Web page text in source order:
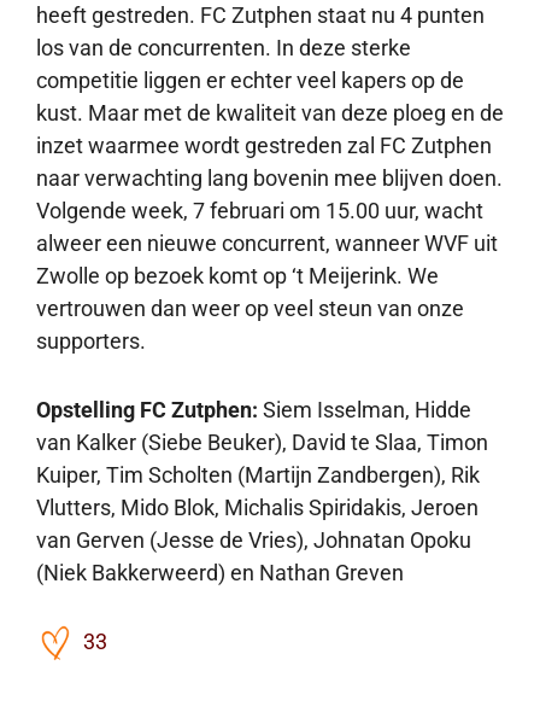
heeft gestreden. FC Zutphen staat nu 4 punten
los van de concurrenten. In deze sterke
competitie liggen er echter veel kapers op de
kust. Maar met de kwaliteit van deze ploeg en de
inzet waarmee wordt gestreden zal FC Zutphen
naar verwachting lang bovenin mee blijven doen.
Volgende week, 7 februari om 15.00 uur, wacht
alweer een nieuwe concurrent, wanneer WVF uit
Zwolle op bezoek komt op ‘t Meijerink. We
vertrouwen dan weer op veel steun van onze
supporters.
Opstelling FC Zutphen: Siem Isselman, Hidde
van Kalker (Siebe Beuker), David te Slaa, Timon
Kuiper, Tim Scholten (Martijn Zandbergen), Rik
Vlutters, Mido Blok, Michalis Spiridakis, Jeroen
van Gerven (Jesse de Vries), Johnatan Opoku
(Niek Bakkerweerd) en Nathan Greven
33